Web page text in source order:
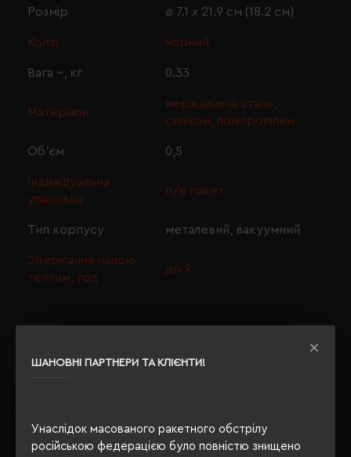
ШАНОВНІ ПАРТНЕРИ ТА КЛІЄНТИ!
Унаслідок масованого ракетного обстрілу
російською федерацією було повністю знищено
Розмір ø 7.1 х 21.9 см (18.2 см)
Колір чорний
Вага ~, кг 0.33
Матеріали
нержавіюча сталь,
силікон, поліпропілен
Об'єм 0,5
Індивідуальна
упаковка
п/е пакет
Тип корпусу металевий, вакуумний
Зберігання напою
теплим, год
до 9